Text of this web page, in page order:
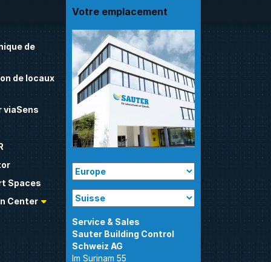
de
de locaux
viaSens
Spaces
Center
Votre emplacement
Sauter Building Control
Im Surinam 55